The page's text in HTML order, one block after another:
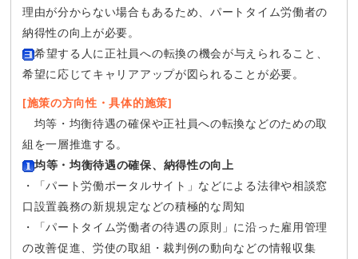
理由が分からない場合もあるため、パートタイム労働者の
納得性の向上が必要。
希望する人に正社員への転換の機会が与えられること、
希望に応じてキャリアアップが図られることが必要。
[施策の方向性・具体的施策]
均等・均衡待遇の確保や正社員への転換などのための取
組を一層推進する。
均等・均衡待遇の確保、納得性の向上
・「パート労働ポータルサイト」などによる法律や相談窓
口設置義務の新規規定などの積極的な周知
・「パートタイム労働者の待遇の原則」に沿った雇用管理
の改善促進、労使の取組・裁判例の動向などの情報収集